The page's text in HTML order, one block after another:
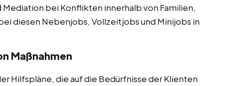
Mediation bei Konflikten innerhalb von Familien,
diesen Nebenjobs, Vollzeitjobs und Minijobs in
Maßnahmen
Hilfspläne, die auf die Bedürfnisse der Klienten